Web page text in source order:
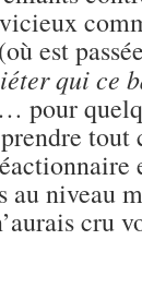
est
qui ce
pour
au niveau
cru